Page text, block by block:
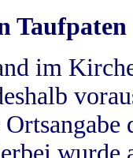
Taufpaten
im